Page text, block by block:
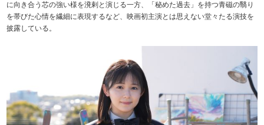
に向き合う芯の強い様を溌剌と演じる一方、「秘めた過去」を持つ青磁の翳り
を帯びた心情を繊細に表現するなど、映画初主演とは思えない堂々たる演技を
披露している。